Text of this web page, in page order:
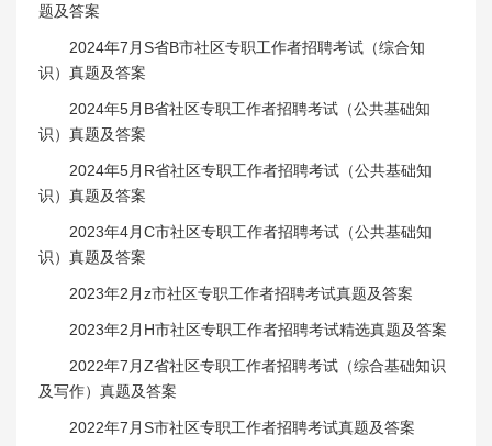
题及答案
2024年7月S省B市社区专职工作者招聘考试（综合知
识）真题及答案
2024年5月B省社区专职工作者招聘考试（公共基础知
识）真题及答案
2024年5月R省社区专职工作者招聘考试（公共基础知
识）真题及答案
2023年4月C市社区专职工作者招聘考试（公共基础知
识）真题及答案
2023年2月z市社区专职工作者招聘考试真题及答案
2023年2月H市社区专职工作者招聘考试精选真题及答案
2022年7月Z省社区专职工作者招聘考试（综合基础知识
及写作）真题及答案
2022年7月S市社区专职工作者招聘考试真题及答案